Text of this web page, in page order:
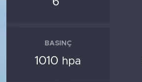
BASINÇ
1010 hpa